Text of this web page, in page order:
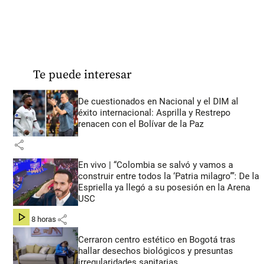
Te puede interesar
De cuestionados en Nacional y el DIM al
éxito internacional: Asprilla y Restrepo
renacen con el Bolívar de la Paz
share
En vivo | “Colombia se salvó y vamos a
construir entre todos la ‘Patria milagro’”: De la
Espriella ya llegó a su posesión en la Arena
USC
hace 8 horas share
Cerraron centro estético en Bogotá tras
hallar desechos biológicos y presuntas